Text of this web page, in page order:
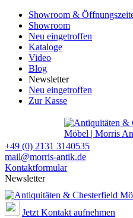
Showroom &
Showroom
Neu eingetroffen
Kataloge
Video
Blog
Newsletter
Neu eingetroffen
Zur Kasse
+49 (0) 2131 3140535
mail@morris-antik.de
Kontaktformular
Newsletter
Jetzt Kontakt aufnehmen